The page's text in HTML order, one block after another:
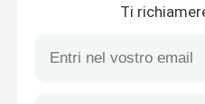
Ti